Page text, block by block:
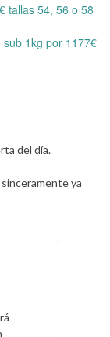
tallas 54, 56 o 58
1kg por 1177€
del día.
ya